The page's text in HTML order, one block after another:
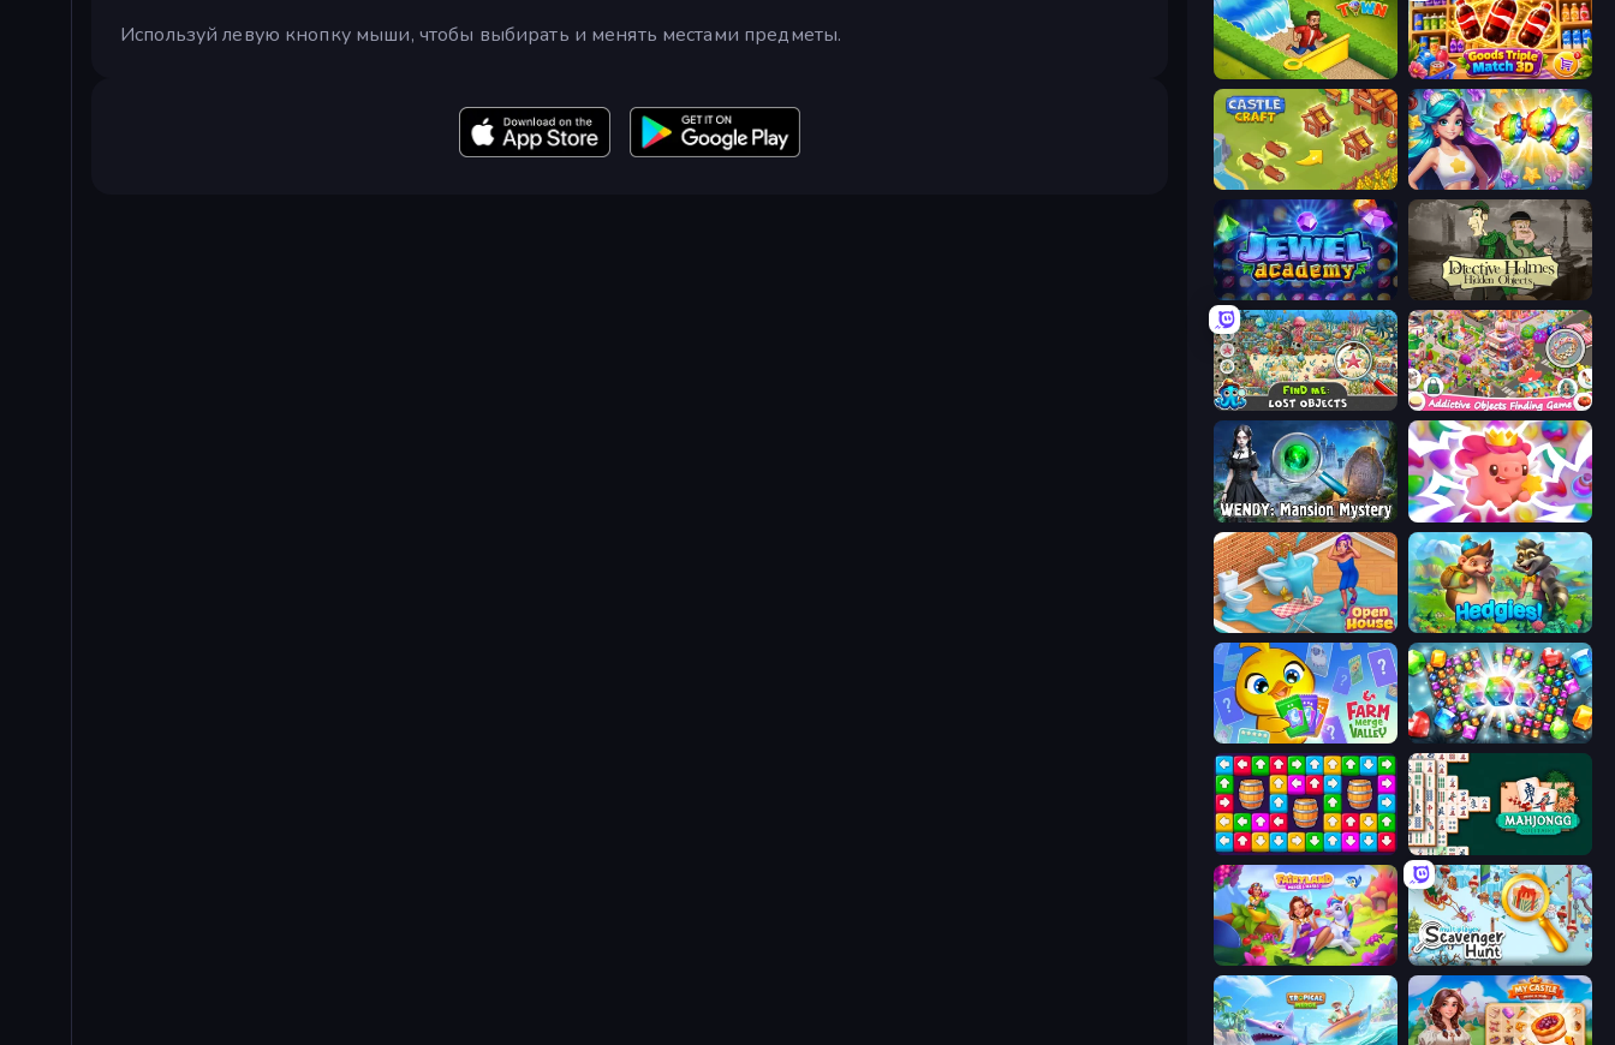
Используй левую кнопку мыши, чтобы выбирать и менять местами предметы.
Park Town Goods Triple Match 3D
Castle Craft Underwater Adventures: Match 3
Jewel Academy
Find Me: Lost Objects Scavenger Hunt - Hidden Items
Wendy: Mansion Mystery Match Arena
Open House Hedgies
Farm Merge Valley Diamond Dungeon: Match 3
Tap Away Story Mahjongg Solitaire
Fairyland Merge & Magic Scavenger Hunt - Multiplayer